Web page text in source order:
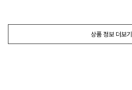
상품 정보 더보기